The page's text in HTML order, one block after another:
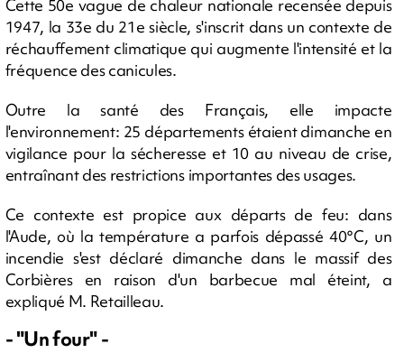
Cette 50e vague de chaleur nationale recensée depuis
1947, la 33e du 21e siècle, s'inscrit dans un contexte de
réchauffement climatique qui augmente l'intensité et la
fréquence des canicules.
Outre la santé des Français, elle impacte
l'environnement: 25 départements étaient dimanche en
vigilance pour la sécheresse et 10 au niveau de crise,
entraînant des restrictions importantes des usages.
Ce contexte est propice aux départs de feu: dans
l'Aude, où la température a parfois dépassé 40°C, un
incendie s'est déclaré dimanche dans le massif des
Corbières en raison d'un barbecue mal éteint, a
expliqué M. Retailleau.
- "Un four" -